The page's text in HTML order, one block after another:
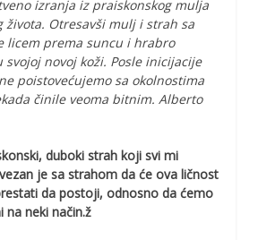
izranja iz praiskonskog mulja
života. Otresavši mulj i strah sa
licem prema suncu i hrabro
svojoj novoj koži. Posle inicijacije
poistovećujemo sa okolnostima
činile veoma bitnim. Alberto
duboki strah koji svi mi
je sa strahom da će ova ličnost
da postoji, odnosno da ćemo
na neki način.ž